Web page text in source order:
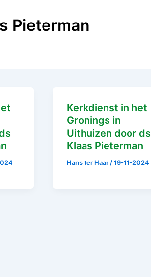
Pieterman
Kerkdienst in het
Gronings in
Uithuizen door ds
Klaas Pieterman
Hans ter Haar /19-11-2024